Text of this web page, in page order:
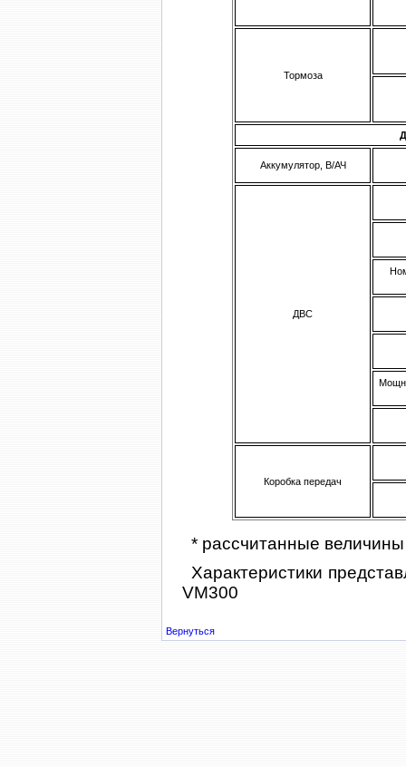
Тормоза
Аккумулятор, В/АЧ
ДВС
Коробка передач
* рассчитанные величины
Характеристики
VM300
Вернуться